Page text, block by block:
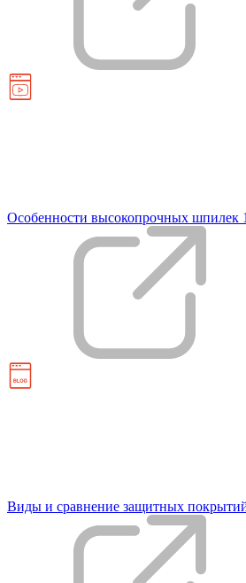
Особенности высокопрочных шпилек
Виды и сравнение защитных